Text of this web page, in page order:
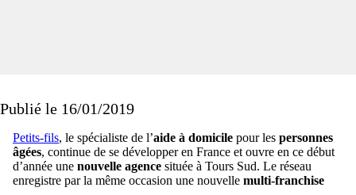
Publié le 16/01/2019
Petits-fils, le spécialiste de l’aide à domicile pour les personnes
âgées, continue de se développer en France et ouvre en ce début
d’année une nouvelle agence située à Tours Sud. Le réseau
enregistre par la même occasion une nouvelle multi-franchise